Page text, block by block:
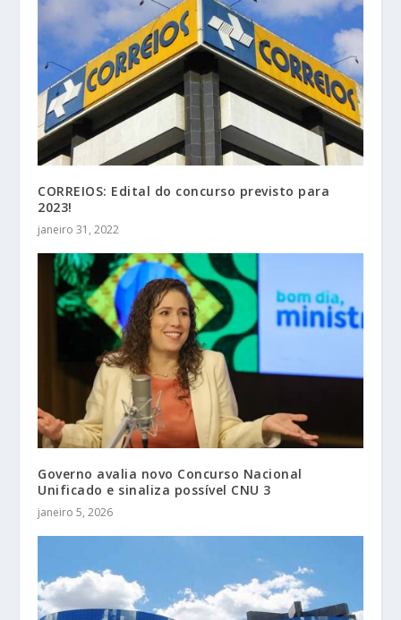
CORREIOS: Edital do concurso previsto para
2023!
janeiro 31, 2022
Governo avalia novo Concurso Nacional
Unificado e sinaliza possível CNU 3
janeiro 5, 2026